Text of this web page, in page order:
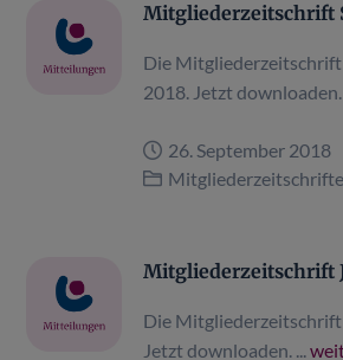
Mitgliederzeitschrift
Die
2018. Jetzt downloaden.
26. September 2018
Mitgliederzeitschrift
Die Mitgliederzeitschrift
Jetzt downloaden. ...